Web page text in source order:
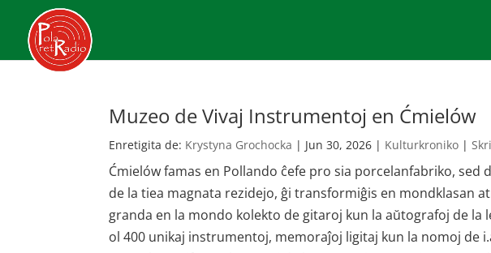
Muzeo de Vivaj Instrumentoj en Ćmielów
Enretigita de: Krystyna Grochocka | Jun 30, 2026 | Kulturkroniko |
Ćmielów famas en Pollando ĉefe pro sia porcelanfabriko, sed
de la tiea magnata rezidejo, ĝi transformiĝis en mondklasan
granda en la mondo kolekto de gitaroj kun la aŭtografoj de la
ol 400 unikaj instrumentoj, memoraĵoj ligitaj kun la nomoj de